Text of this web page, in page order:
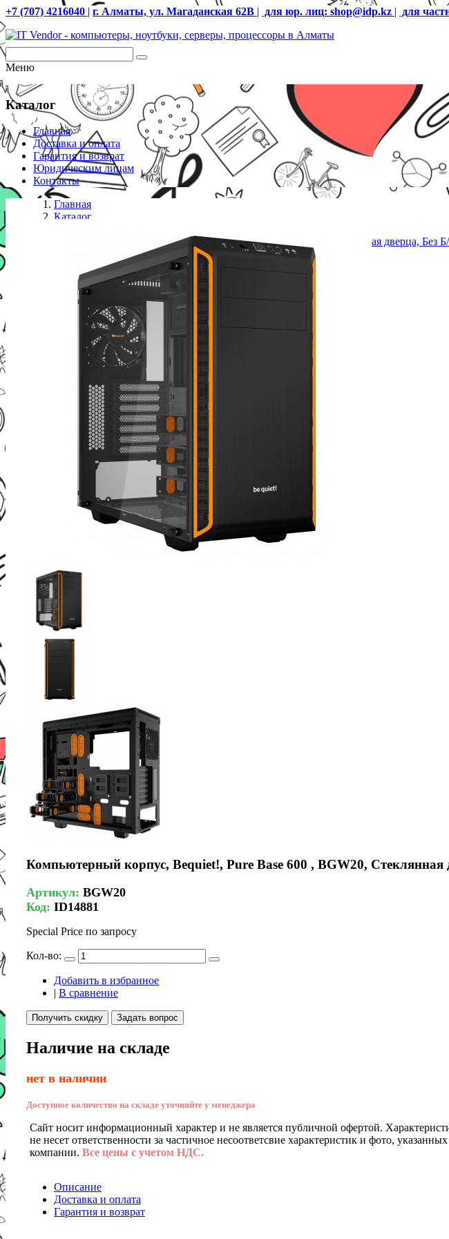
+7 (707) 4216040 | г. Алматы, ул. Магаданская 62В | для юр. лиц: shop@idp.kz | для
Меню
Каталог
Главная
Доставка и оплата
Гарантия и возврат
Юридическим лицам
Контакты
Главная
Каталог
Компьютерный корпус, Bequiet!, Pure Base 600 , BGW20, Стеклянная дверца,
Компьютерный корпус, Bequiet!, Pure Base 600 , BGW20,
Артикул: BGW20
Код: ID14881
Special Price по запросу
Кол-во:
Добавить в избранное
| В сравнение
Получить скидку Задать вопрос
Наличие на складе
нет в наличии
Доступное количество на складе уточняйте у менеджера
Сайт носит информационный характер и не является публичной офертой.
не несет ответственности за частичное несоответсвие характеристик и фото,
компании. Все цены с учетом НДС.
Описание
Доставка и оплата
Гарантия и возврат